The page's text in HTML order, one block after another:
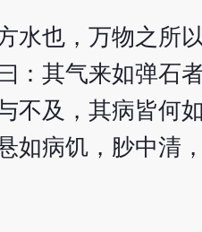
水也，万物之所
：其气来如弹石
不及，其病皆何
如病饥，䏚中清